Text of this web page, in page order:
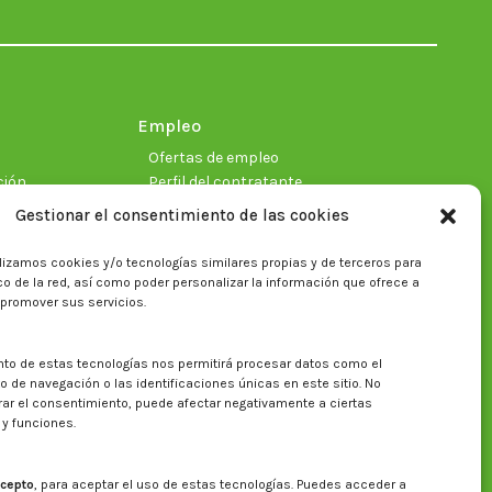
Gestionar el consentimiento de las cookies
cookies y/o tecnologías similares propias y de terceros para
de la red, así como poder personalizar la información que ofrece a
sus servicios.
de estas tecnologías nos permitirá procesar datos como el
de navegación o las identificaciones únicas en este sitio. No
el consentimiento, puede afectar negativamente a ciertas
funciones.
, para aceptar el uso de estas tecnologías. Puedes acceder a
new new new new new new
Empleo
Ofertas de empleo
Perfil del contratante
Buscar en la web del CITA
Buscar: